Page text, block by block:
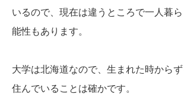
いるので、現在は違うところで一人暮
能性もあります。
大学は北海道なので、生まれた時から
住んでいることは確かです。